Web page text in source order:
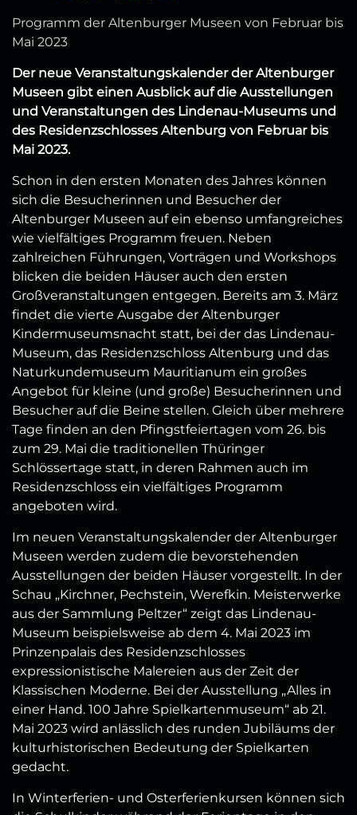
Programm der Altenburger Museen von Februar bis
Mai 2023
Der neue Veranstaltungskalender der Altenburger
Museen gibt einen Ausblick auf die Ausstellungen
und Veranstaltungen des Lindenau-Museums und
des Residenzschlosses Altenburg von Februar bis
Mai 2023.
Schon in den ersten Monaten des Jahres können
sich die Besucherinnen und Besucher der
Altenburger Museen auf ein ebenso umfangreiches
wie vielfältiges Programm freuen. Neben
zahlreichen Führungen, Vorträgen und Workshops
blicken die beiden Häuser auch den ersten
Großveranstaltungen entgegen. Bereits am 3. März
findet die vierte Ausgabe der Altenburger
Kindermuseumsnacht statt, bei der das Lindenau-
Museum, das Residenzschloss Altenburg und das
Naturkundemuseum Mauritianum ein großes
Angebot für kleine (und große) Besucherinnen und
Besucher auf die Beine stellen. Gleich über mehrere
Tage finden an den Pfingstfeiertagen vom 26. bis
zum 29. Mai die traditionellen Thüringer
Schlössertage statt, in deren Rahmen auch im
Residenzschloss ein vielfältiges Programm
angeboten wird.
Im neuen Veranstaltungskalender der Altenburger
Museen werden zudem die bevorstehenden
Ausstellungen der beiden Häuser vorgestellt. In der
Schau „Kirchner, Pechstein, Werefkin. Meisterwerke
aus der Sammlung Peltzer“ zeigt das Lindenau-
Museum beispielsweise ab dem 4. Mai 2023 im
Prinzenpalais des Residenzschlosses
expressionistische Malereien aus der Zeit der
Klassischen Moderne. Bei der Ausstellung „Alles in
einer Hand. 100 Jahre Spielkartenmuseum“ ab 21.
Mai 2023 wird anlässlich des runden Jubiläums der
kulturhistorischen Bedeutung der Spielkarten
gedacht.
In Winterferien- und Osterferienkursen können sich